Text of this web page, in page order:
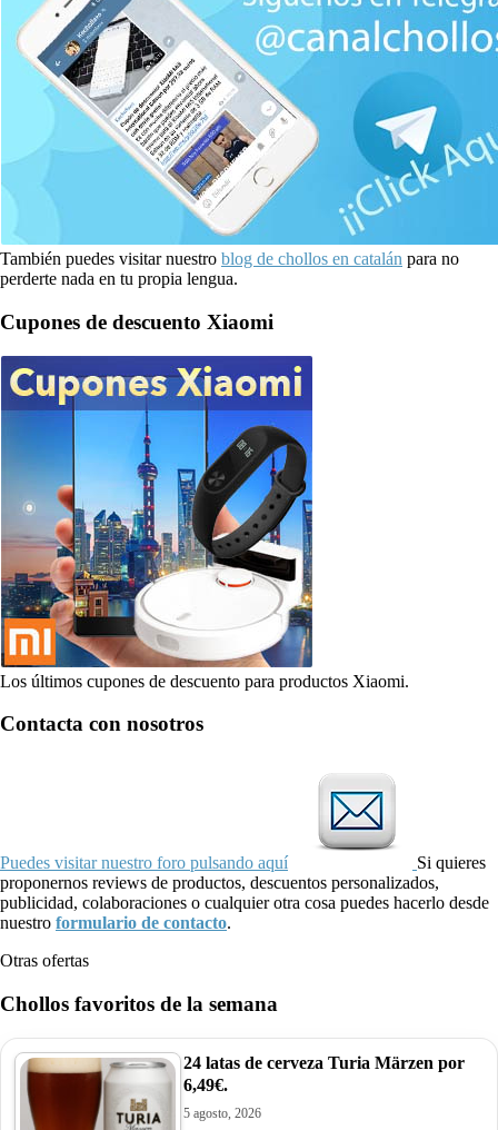
También puedes visitar nuestro blog de chollos en catalán para no
perderte nada en tu propia lengua.
Cupones de descuento Xiaomi
Los últimos cupones de descuento para productos Xiaomi.
Contacta con nosotros
Puedes visitar nuestro foro pulsando aquí
Si quieres
proponernos reviews de productos, descuentos personalizados,
publicidad, colaboraciones o cualquier otra cosa puedes hacerlo desde
nuestro formulario de contacto.
Otras ofertas
Chollos favoritos de la semana
24 latas de cerveza Turia Märzen por
6,49€.
5 agosto, 2026